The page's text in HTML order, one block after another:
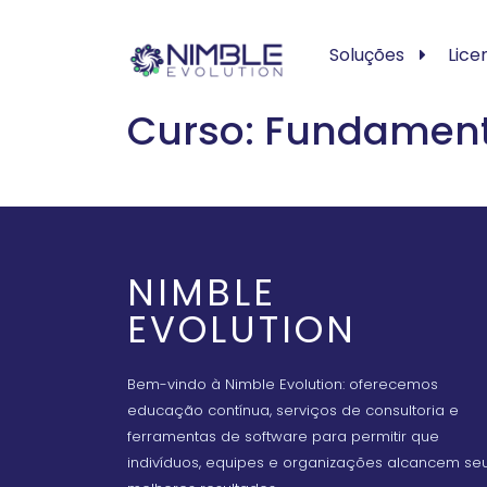
Soluções
Curso:
NIMBLE
EVOLUTION
Bem-vindo à Nimble Evolution: oferecemos
educação contínua, serviços de consultoria e
ferramentas de software para permitir que
indivíduos, equipes e organizações alcancem